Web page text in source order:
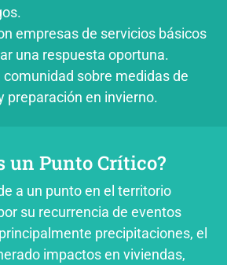
empresas de servicios básicos
una respuesta oportuna.
comunidad sobre medidas de
preparación en invierno.
un Punto Crítico?
a un punto en el territorio
su recurrencia de eventos
precipitaciones, el
impactos en viviendas,